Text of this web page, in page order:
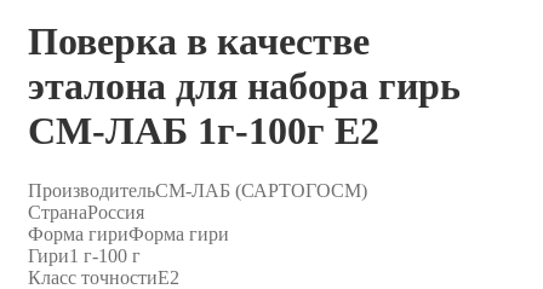
Поверка в качестве
эталона для набора гирь
СМ-ЛАБ 1г-100г E2
ПроизводительСМ-ЛАБ (САРТОГОСМ)
СтранаРоссия
Форма гириФорма гири
Гири1 г-100 г
Класс точностиE2